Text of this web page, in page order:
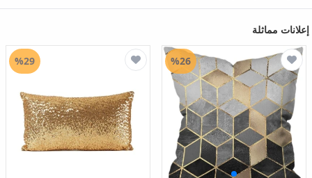
إعلانات مماثلة
%26
%29